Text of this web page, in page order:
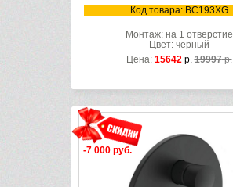
Код товара: BC193XG
Монтаж: на 1 отверстие
Цвет: черный
Цена: 15642р.19997р.
-7 000 руб.